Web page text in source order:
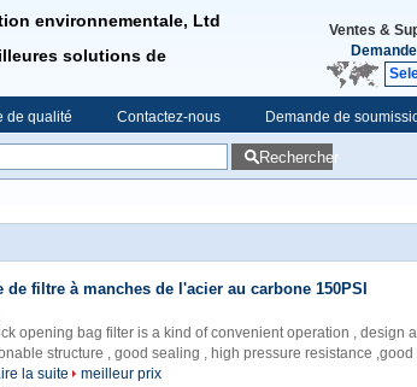
environnementale, Ltd
solutions de
Ventes &
de qualité Contactez-nous Demande de
Rechercher
de filtre à manches de l'acier au carbone 150PSI
opening bag filter is a kind of convenient operation , design
structure , good sealing , high pressure resistance
la suite
meilleur prix